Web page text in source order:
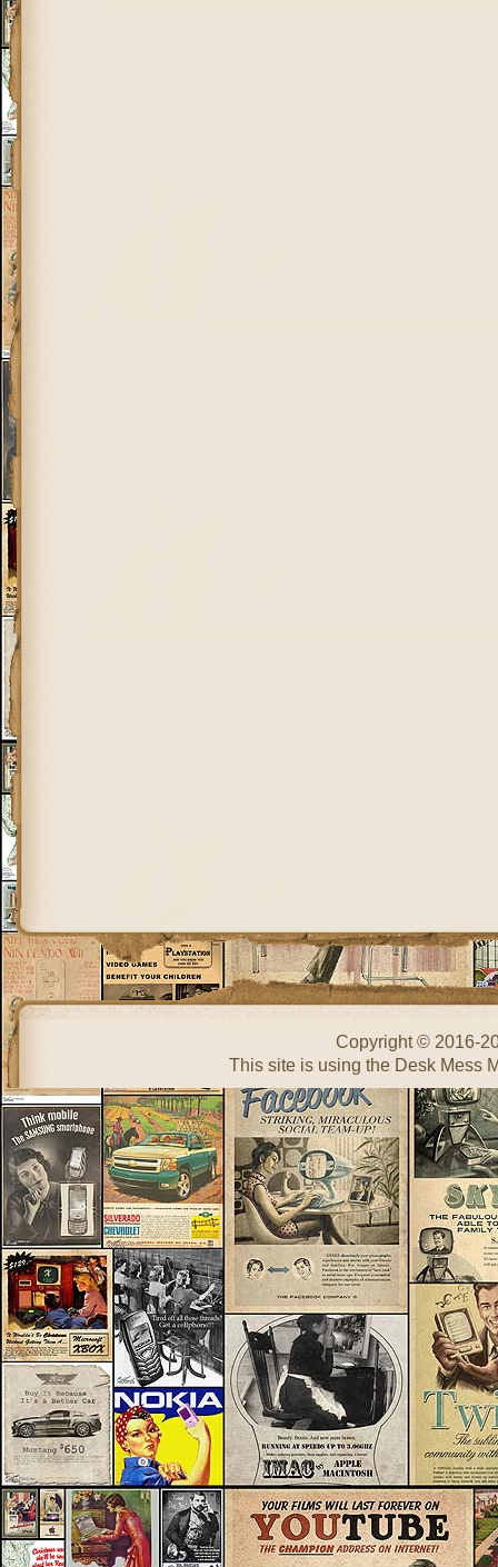
Copyright © 2016-
This site is using the Desk Mess